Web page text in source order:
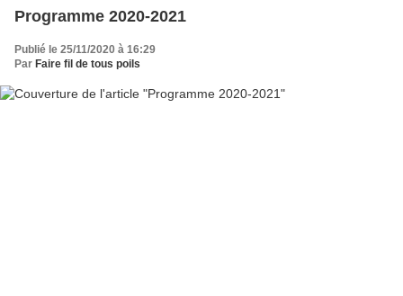
Programme 2020-2021
Publié le 25/11/2020 à 16:29
Par Faire fil de tous poils